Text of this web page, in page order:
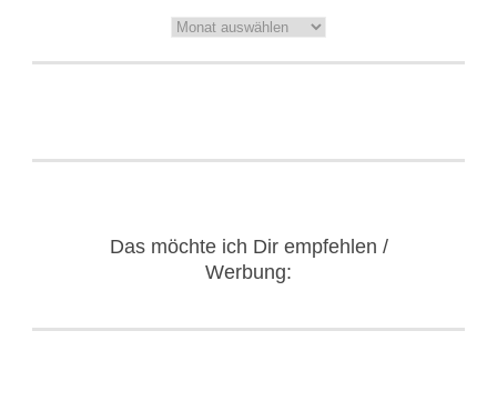
Archiv
Das möchte ich Dir empfehlen /
Werbung: